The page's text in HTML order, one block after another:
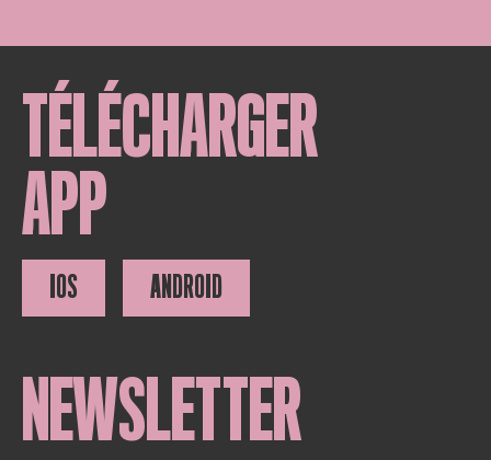
TÉLÉCHARGER
APP
IOS ANDROID
NEWSLETTER